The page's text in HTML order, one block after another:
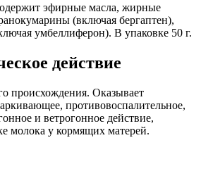
эфирные масла, жирные
(включая бергаптен),
умбеллиферон). В упаковке 50 г.
действие
происхождения. Оказывает
противовоспалительное,
и ветрогонное действие,
молока у кормящих матерей.